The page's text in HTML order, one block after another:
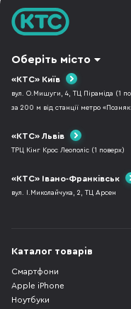
Оберіть місто
«КТС» Київ
вул. О.Мишуги, 4, ТЦ Піраміда (1
за 200 м від станції метро
«КТС» Львів
ТРЦ Кінг Крос Леополіс (1 поверх)
«КТС» Івано-Франківськ
вул. І.Миколайчука, 2, ТЦ Арсен
Каталог товарів
Смартфони
Apple iPhone
Ноутбуки